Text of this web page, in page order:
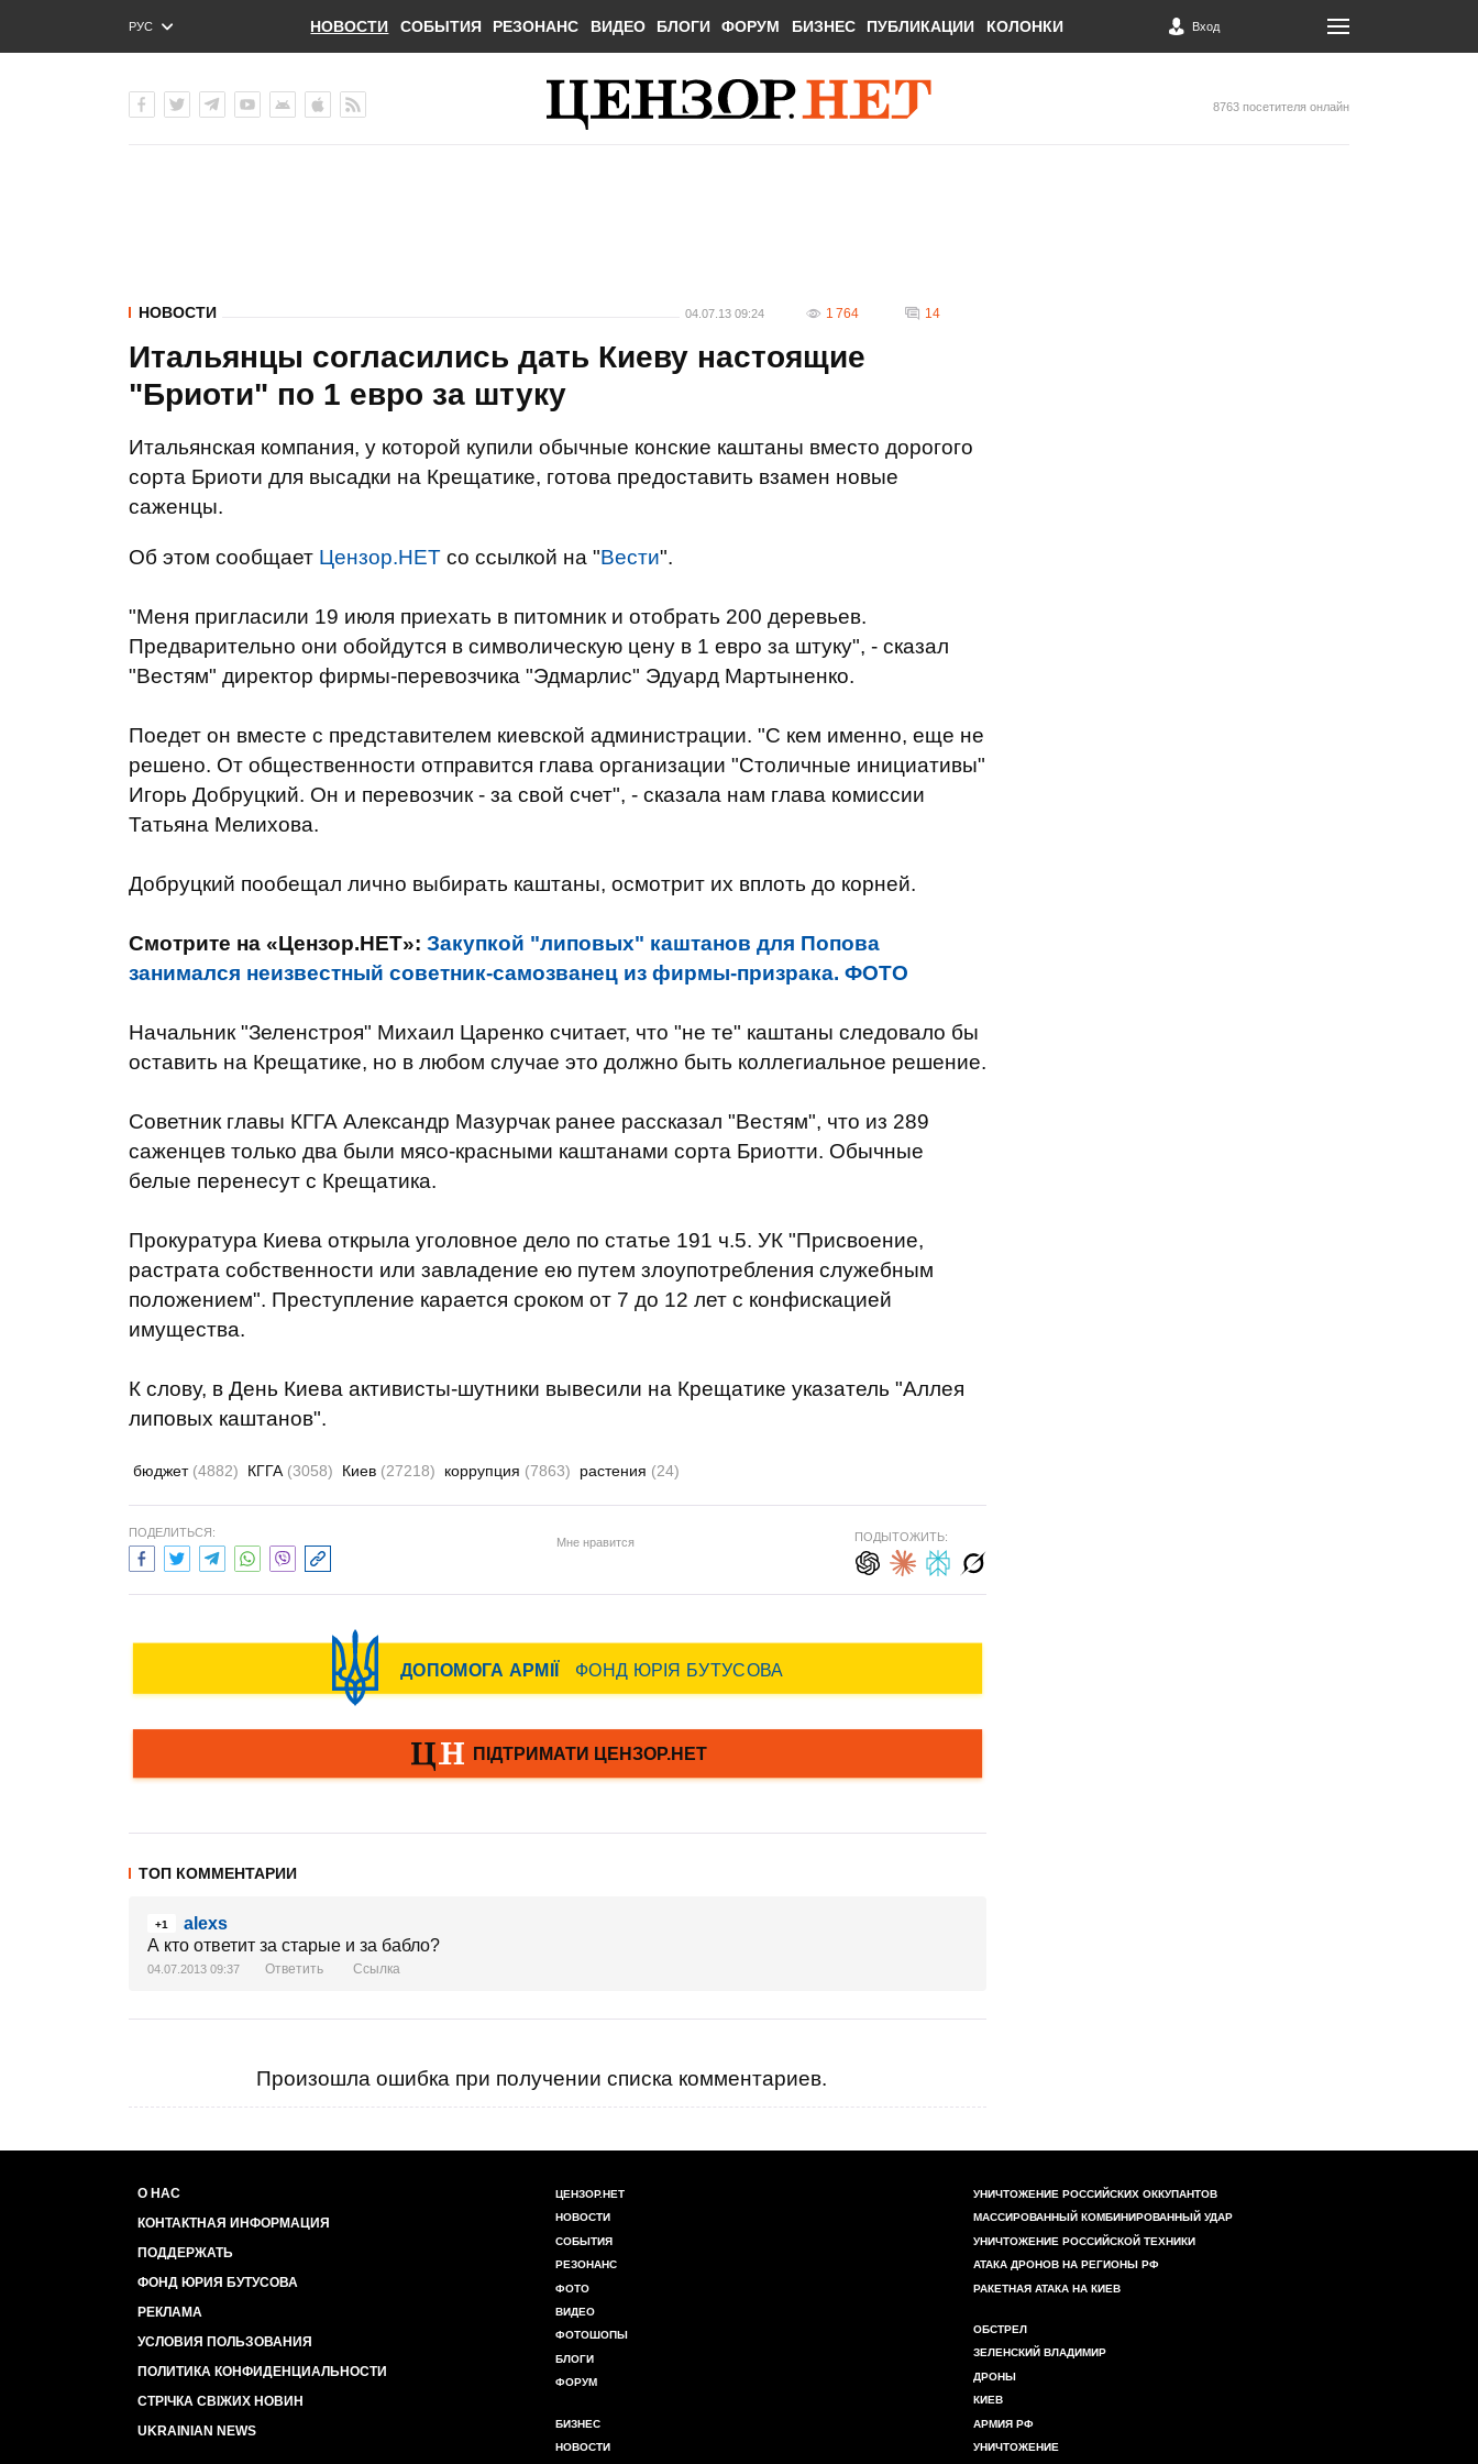
РУС
ENG
НОВОСТИ СОБЫТИЯ РЕЗОНАНС ВИДЕО БЛОГИ ФОРУМ БИЗНЕС ПУБЛИКАЦИИ КОЛОНКИ Вход
8763 посетителя онлайн
НОВОСТИ 04.07.13 09:24 1 764 14
Итальянцы согласились дать Киеву настоящие
"Бриоти" по 1 евро за штуку
Итальянская компания, у которой купили обычные конские каштаны вместо дорогого
сорта Бриоти для высадки на Крещатике, готова предоставить взамен новые
саженцы.
Об этом сообщает Цензор.НЕТ со ссылкой на "Вести".
"Меня пригласили 19 июля приехать в питомник и отобрать 200 деревьев.
Предварительно они обойдутся в символическую цену в 1 евро за штуку", - сказал
"Вестям" директор фирмы-перевозчика "Эдмарлис" Эдуард Мартыненко.
Поедет он вместе с представителем киевской администрации. "С кем именно, еще не
решено. От общественности отправится глава организации "Столичные инициативы"
Игорь Добруцкий. Он и перевозчик - за свой счет", - сказала нам глава комиссии
Татьяна Мелихова.
Добруцкий пообещал лично выбирать каштаны, осмотрит их вплоть до корней.
Смотрите на «Цензор.НЕТ»: Закупкой "липовых" каштанов для Попова
занимался неизвестный советник-самозванец из фирмы-призрака. ФОТО
Начальник "Зеленстроя" Михаил Царенко считает, что "не те" каштаны следовало бы
оставить на Крещатике, но в любом случае это должно быть коллегиальное решение.
Советник главы КГГА Александр Мазурчак ранее рассказал "Вестям", что из 289
саженцев только два были мясо-красными каштанами сорта Бриотти. Обычные
белые перенесут с Крещатика.
Прокуратура Киева открыла уголовное дело по статье 191 ч.5. УК "Присвоение,
растрата собственности или завладение ею путем злоупотребления служебным
положением". Преступление карается сроком от 7 до 12 лет с конфискацией
имущества.
К слову, в День Киева активисты-шутники вывесили на Крещатике указатель "Аллея
липовых каштанов".
бюджет (4882) КГГА (3058) Киев (27218) коррупция (7863) растения (24)
ПОДЕЛИТЬСЯ:
Мне нравится ПОДЫТОЖИТЬ:
ТОП КОММЕНТАРИИ
+1
alexs
А кто ответит за старые и за бабло?
04.07.2013 09:37 Ответить Ссылка
Произошла ошибка при получении списка комментариев.
О НАС
КОНТАКТНАЯ ИНФОРМАЦИЯ
ПОДДЕРЖАТЬ
ФОНД ЮРИЯ БУТУСОВА
РЕКЛАМА
УСЛОВИЯ ПОЛЬЗОВАНИЯ
ПОЛИТИКА КОНФИДЕНЦИАЛЬНОСТИ
СТРІЧКА СВІЖИХ НОВИН
UKRAINIAN NEWS
ЦЕНЗОР.НЕТ
НОВОСТИ
СОБЫТИЯ
РЕЗОНАНС
ФОТО
ВИДЕО
ФОТОШОПЫ
БЛОГИ
ФОРУМ
БИЗНЕС
НОВОСТИ
УНИЧТОЖЕНИЕ РОССИЙСКИХ ОККУПАНТОВ
МАССИРОВАННЫЙ КОМБИНИРОВАННЫЙ УДАР
УНИЧТОЖЕНИЕ РОССИЙСКОЙ ТЕХНИКИ
АТАКА ДРОНОВ НА РЕГИОНЫ РФ
РАКЕТНАЯ АТАКА НА КИЕВ
ОБСТРЕЛ
ЗЕЛЕНСКИЙ ВЛАДИМИР
ДРОНЫ
КИЕВ
АРМИЯ РФ
УНИЧТОЖЕНИЕ